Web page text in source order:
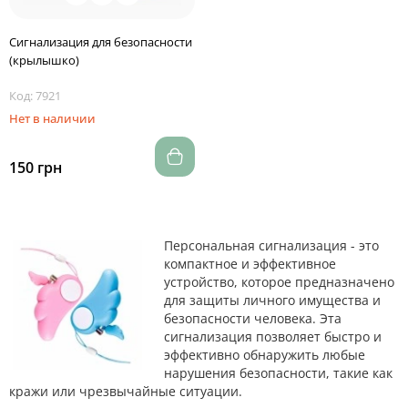
Сигнализация для безопасности
(крылышко)
Код: 7921
Нет в наличии
150 грн
Персональная сигнализация - это
компактное и эффективное
устройство, которое предназначено
для защиты личного имущества и
безопасности человека. Эта
сигнализация позволяет быстро и
эффективно обнаружить любые
нарушения безопасности, такие как
кражи или чрезвычайные ситуации.